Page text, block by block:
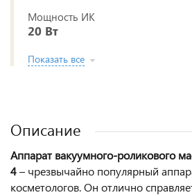
Мощность ИК
20 Вт
Показать все
Описание
Аппарат вакуумного-роликового
4– чрезвычайно популярный
косметологов. Он отлично